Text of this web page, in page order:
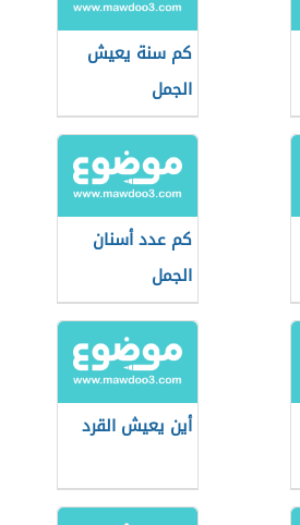
كم سنة يعيش
الجمل
كم عدد أسنان
الجمل
أين يعيش القرد